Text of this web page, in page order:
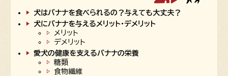
犬はバナナを食べられるの？与えても大丈夫？
犬にバナナを与えるメリット・デメリット
メリット
デメリット
愛犬の健康を支えるバナナの栄養
糖類
食物繊維